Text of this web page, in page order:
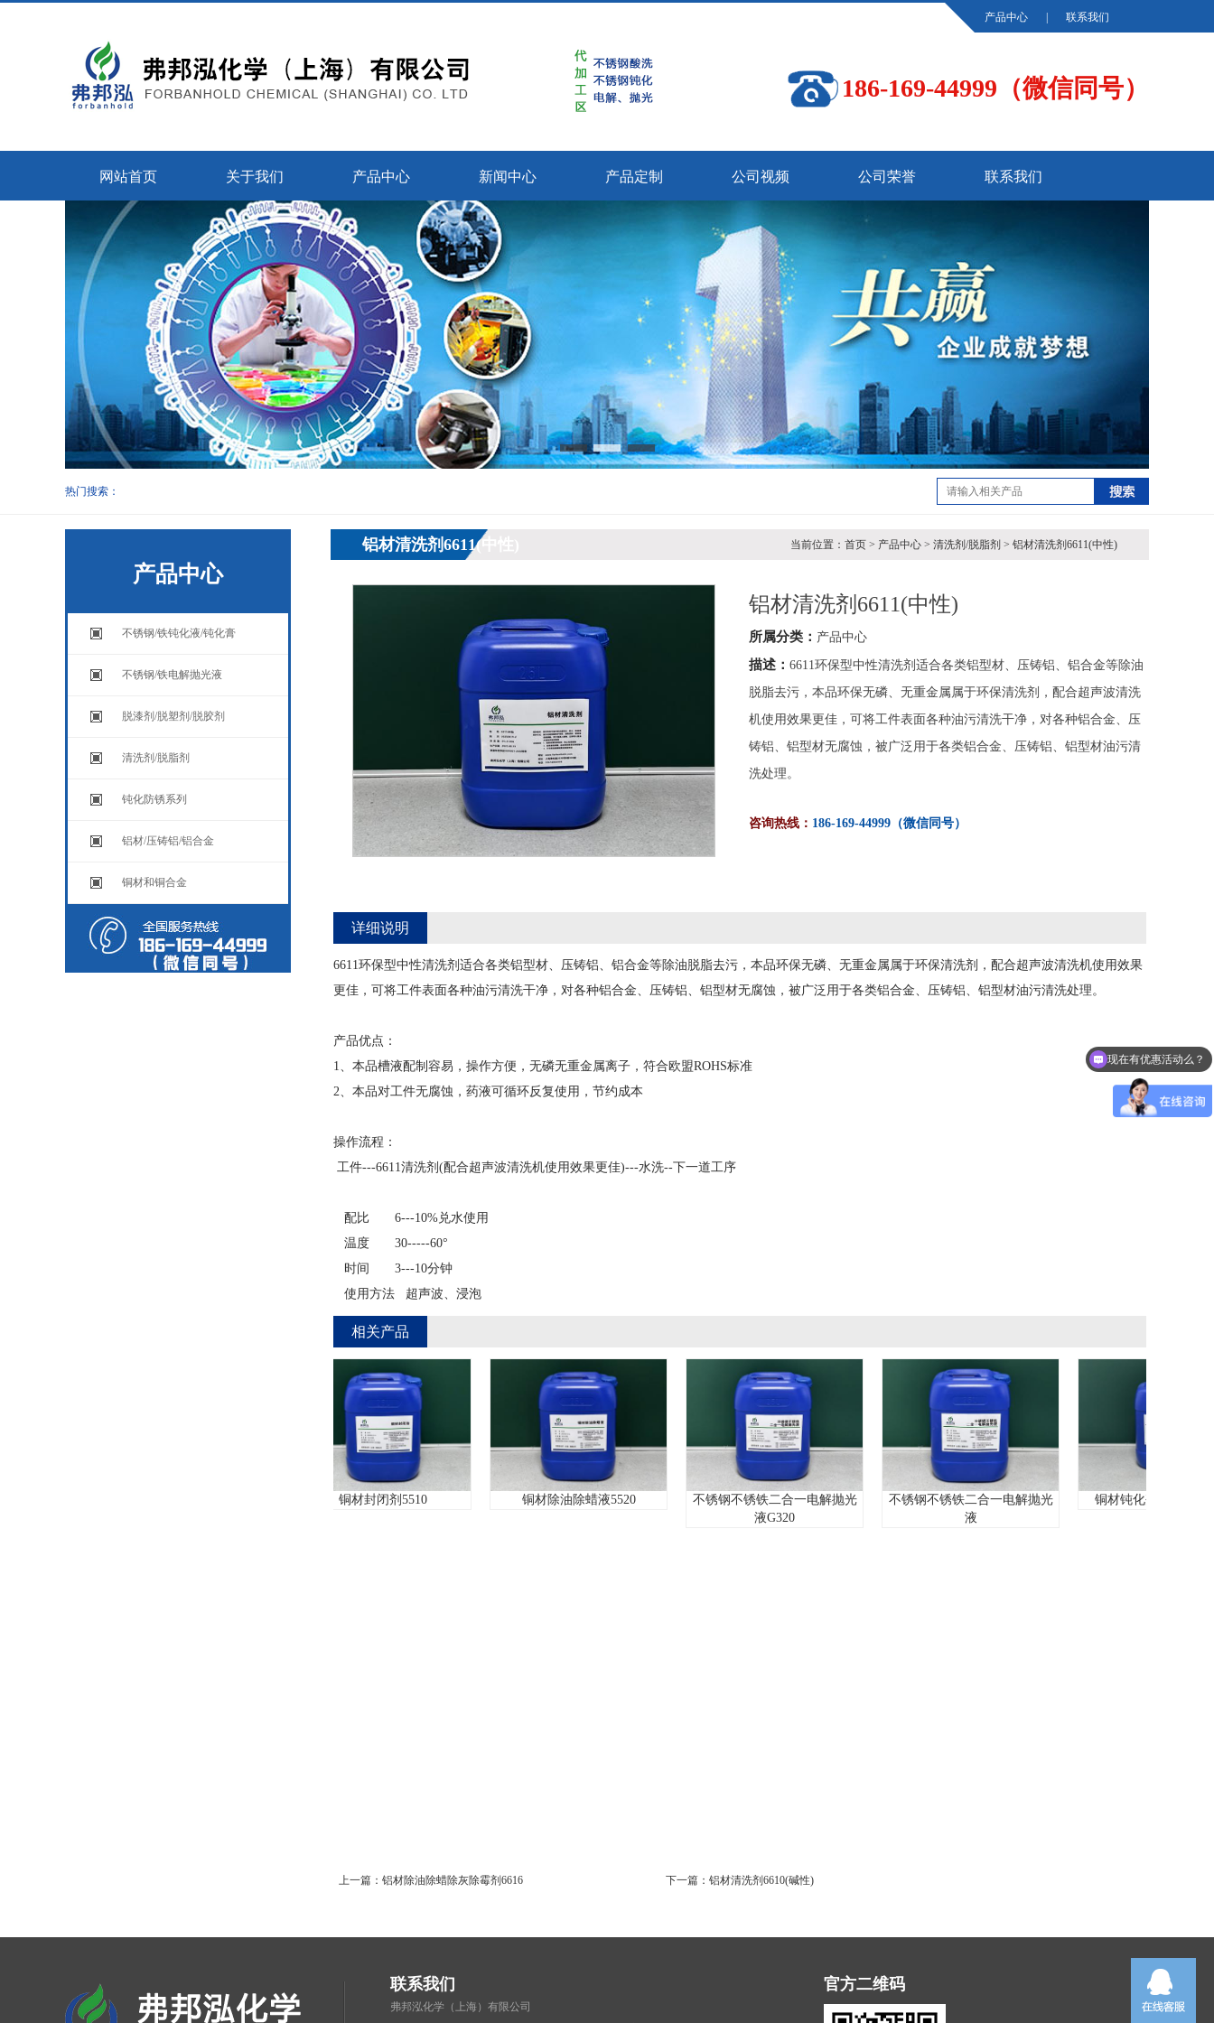
186-169-44999（微信同号）
产品中心 联系我们
网站首页 关于我们 产品中心 新闻中心 产品定制 公司视频 公司荣誉 联系我们
热门搜索：
产品中心
不锈钢/铁钝化液/钝化膏
不锈钢/铁电解抛光液
脱漆剂/脱塑剂/脱胶剂
清洗剂/脱脂剂
钝化防锈系列
铝材/压铸铝/铝合金
铜材和铜合金
铝材清洗剂6611(中性) 当前位置：首页 > 产品中心 > 清洗剂/脱脂剂 > 铝材清洗剂6611(中性)
铝材清洗剂6611(中性)
所属分类： 产品中心
描述： 6611环保型中性清洗剂适合各类铝型材、压铸铝、铝合金等除油
脱脂去污，本品环保无磷、无重金属属于环保清洗剂，配合超声波清洗
机使用效果更佳，可将工件表面各种油污清洗干净，对各种铝合金、压
铸铝、铝型材无腐蚀，被广泛用于各类铝合金、压铸铝、铝型材油污清
洗处理。
咨询热线： 186-169-44999（微信同号）
详细说明
6611环保型中性清洗剂适合各类铝型材、压铸铝、铝合金等除油脱脂去污，本品环保无磷、无重金属属于环保清洗剂，配合超声波清洗机使用效果
更佳，可将工件表面各种油污清洗干净，对各种铝合金、压铸铝、铝型材无腐蚀，被广泛用于各类铝合金、压铸铝、铝型材油污清洗处理。
产品优点：
1、本品槽液配制容易，操作方便，无磷无重金属离子，符合欧盟ROHS标准
2、本品对工件无腐蚀，药液可循环反复使用，节约成本
操作流程：
工件---6611清洗剂(配合超声波清洗机使用效果更佳)---水洗--下一道工序
配比 6---10%兑水使用
温度 30-----60°
时间 3---10分钟
使用方法 超声波、浸泡
相关产品
铜材封闭剂5510 铜材除油除蜡液5520
不锈钢不锈铁二合一电解抛光
不锈钢不锈铁二合一电解抛光
铜材钝化剂CP-530L(浓缩)
上一篇：铝材除油除蜡除灰除霉剂6616 下一篇：铝材清洗剂6610(碱性)
联系我们
弗邦泓化学（上海）有限公司
官方二维码
现在有优惠活动么？